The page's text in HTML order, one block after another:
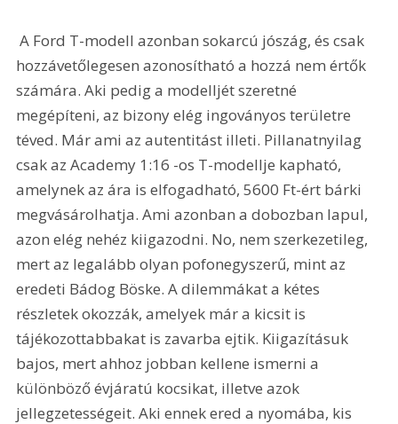
A Ford T-modell azonban sokarcú jószág, és csak
hozzávetőlegesen azonosítható a hozzá nem értők
számára. Aki pedig a modelljét szeretné
megépíteni, az bizony elég ingoványos területre
téved. Már ami az autentitást illeti. Pillanatnyilag
csak az Academy 1:16 -os T-modellje kapható,
amelynek az ára is elfogadható, 5600 Ft-ért bárki
megvásárolhatja. Ami azonban a dobozban lapul,
azon elég nehéz kiigazodni. No, nem szerkezetileg,
mert az legalább olyan pofonegyszerű, mint az
eredeti Bádog Böske. A dilemmákat a kétes
részletek okozzák, amelyek már a kicsit is
tájékozottabbakat is zavarba ejtik. Kiigazításuk
bajos, mert ahhoz jobban kellene ismerni a
különböző évjáratú kocsikat, illetve azok
jellegzetességeit. Aki ennek ered a nyomába, kis